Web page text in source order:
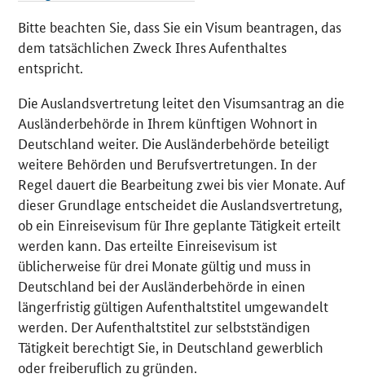
Bitte beachten Sie, dass Sie ein Visum beantragen, das
dem tatsächlichen Zweck Ihres Aufenthaltes
entspricht.
Die Auslandsvertretung leitet den Visumsantrag an die
Ausländerbehörde in Ihrem künftigen Wohnort in
Deutschland weiter. Die Ausländerbehörde beteiligt
weitere Behörden und Berufsvertretungen. In der
Regel dauert die Bearbeitung zwei bis vier Monate. Auf
dieser Grundlage entscheidet die Auslandsvertretung,
ob ein Einreisevisum für Ihre geplante Tätigkeit erteilt
werden kann. Das erteilte Einreisevisum ist
üblicherweise für drei Monate gültig und muss in
Deutschland bei der Ausländerbehörde in einen
längerfristig gültigen Aufenthaltstitel umgewandelt
werden. Der Aufenthaltstitel zur selbstständigen
Tätigkeit berechtigt Sie, in Deutschland gewerblich
oder freiberuflich zu gründen.